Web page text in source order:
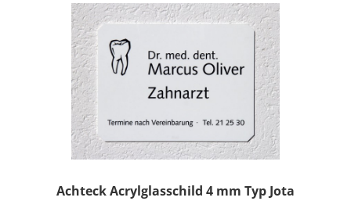
Achteck Acrylglasschild 4 mm Typ Jota